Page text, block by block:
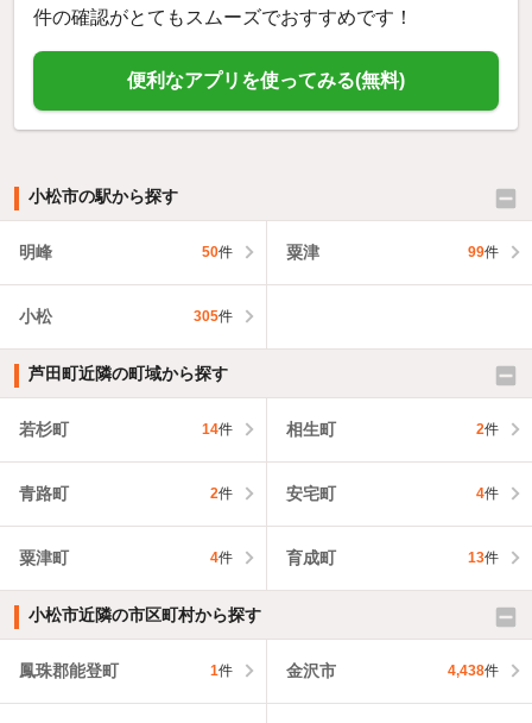
件の確認がとてもスムーズでおすすめです！
便利なアプリを使ってみる(無料)
小松市の駅から探す
明峰 50件 粟津 99件
小松 305件
芦田町近隣の町域から探す
若杉町 14件 相生町 2件
青路町 2件 安宅町 4件
粟津町 4件 育成町 13件
小松市近隣の市区町村から探す
鳳珠郡能登町 1件 金沢市 4,438件